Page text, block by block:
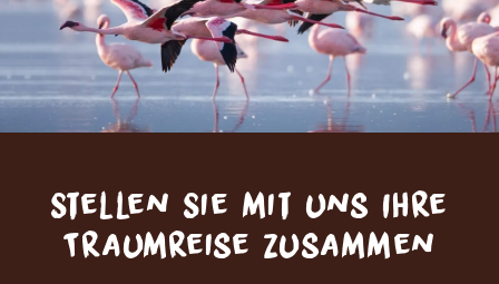
Stellen Sie mit uns Ihre
Traumreise zusammen